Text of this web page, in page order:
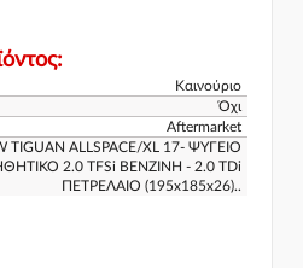
Καινούριο
Όχι
Aftermarket
TIGUAN ALLSPACE/XL 17- ΨΥΓΕΙΟ
2.0 TFSi ΒΕΝΖΙΝΗ - 2.0 TDi
ΠΕΤΡΕΛΑΙΟ (195x185x26)..